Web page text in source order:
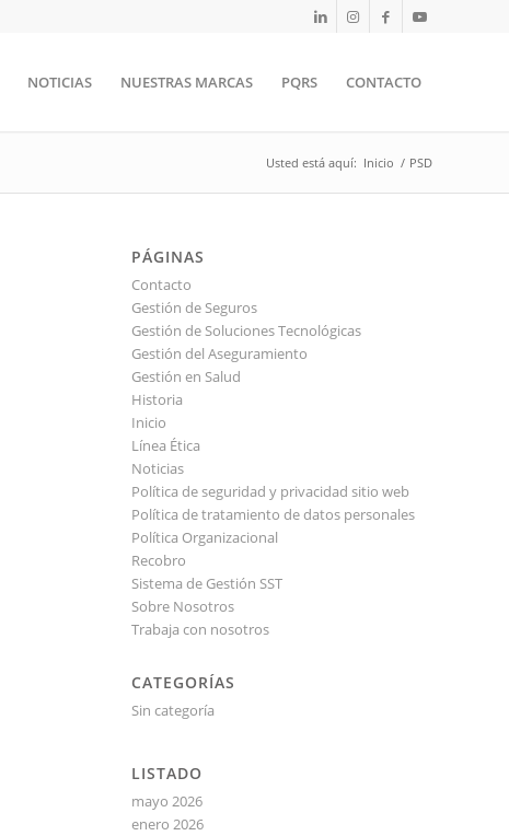
NOTICIAS NUESTRAS MARCAS PQRS CONTACTO
Usted está aquí: Inicio / PSD
PÁGINAS
Contacto
Gestión de Seguros
Gestión de Soluciones Tecnológicas
Gestión del Aseguramiento
Gestión en Salud
Historia
Inicio
Línea Ética
Noticias
Política de seguridad y privacidad sitio web
Política de tratamiento de datos personales
Política Organizacional
Recobro
Sistema de Gestión SST
Sobre Nosotros
Trabaja con nosotros
CATEGORÍAS
Sin categoría
LISTADO
mayo 2026
enero 2026